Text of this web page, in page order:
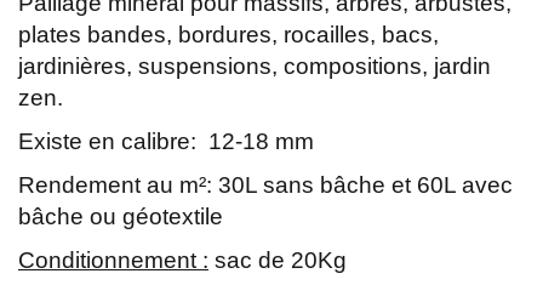
plates bandes, bordures, rocailles, bacs,
jardinières, suspensions, compositions, jardin
zen.
Existe en calibre: 12-18 mm
Rendement au m²: 30L sans bâche et 60L avec
bâche ou géotextile
Conditionnement : sac de 20Kg